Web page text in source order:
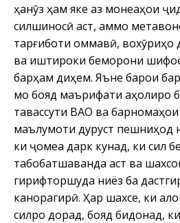
ҳанӯз ҳам яке аз монеаҳои
силшиносӣ аст, аммо
тарғиботи оммавӣ, вохӯриҳо
ва иштироки беморони
барҳам диҳем. Яъне барои
мо бояд маърифати аҳолиро
тавассути ВАО ва
маълумоти дуруст пешниҳод
ки ҷомеа дарк кунад, ки сил
табобатшаванда аст ва
гирифторшуда ниёз ба
канорагирӣ. Ҳар шахсе, ки
силро дорад, бояд бидонад,